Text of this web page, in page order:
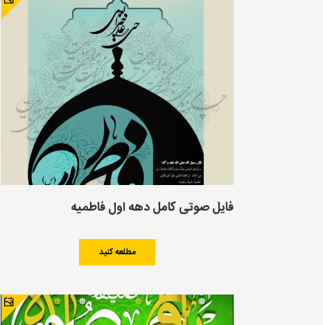
فایل صوتی کامل دهه اول فاطمیه
مطلعه کنید